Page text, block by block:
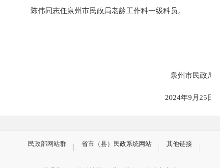
陈伟同志任泉州市民政局老龄工作科一级科员。
泉州市民政局
2024年9 月 25日
民政部网站群 省市（县）民政系统网站 其他链接